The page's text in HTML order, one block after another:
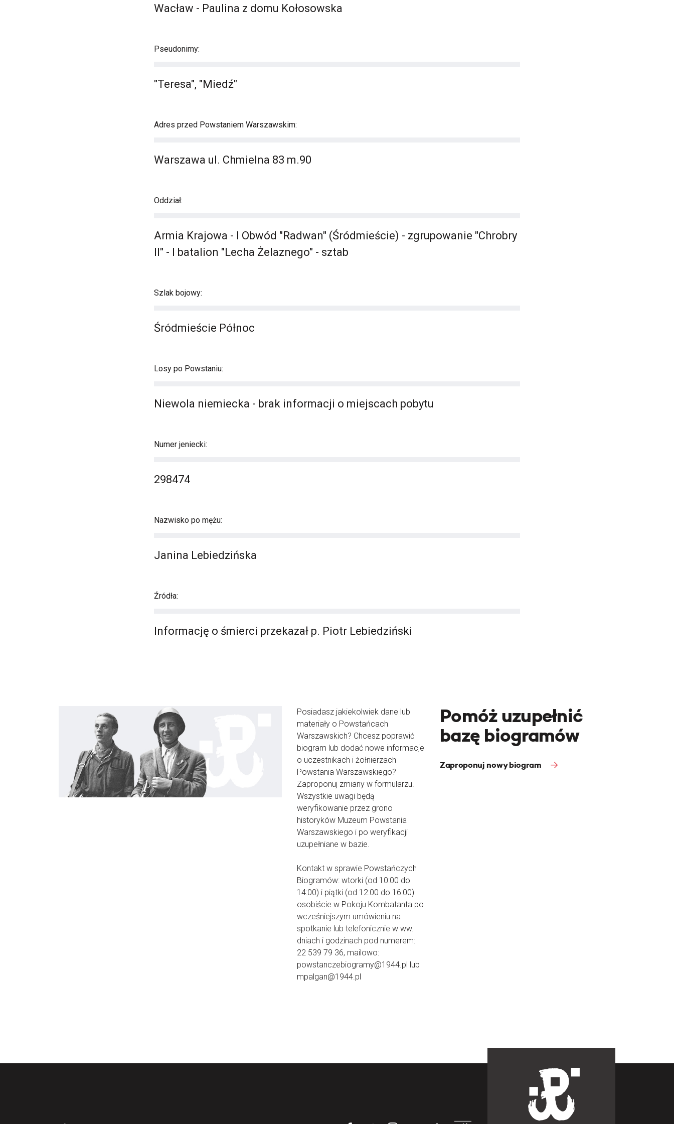
Wacław - Paulina z domu Kołosowska
Pseudonimy:
"Teresa", "Miedź"
Adres przed Powstaniem Warszawskim:
Warszawa ul. Chmielna 83 m.90
Oddział:
Armia Krajowa - I Obwód "Radwan" (Śródmieście) - zgrupowanie "Chrobry
II" - I batalion "Lecha Żelaznego" - sztab
Szlak bojowy:
Śródmieście Północ
Losy po Powstaniu:
Niewola niemiecka - brak informacji o miejscach pobytu
Numer jeniecki:
298474
Nazwisko po mężu:
Janina Lebiedzińska
Źródła:
Informację o śmierci przekazał p. Piotr Lebiedziński
Posiadasz jakiekolwiek dane lub
materiały o Powstańcach
Warszawskich? Chcesz poprawić
biogram lub dodać nowe informacje
o uczestnikach i żołnierzach
Powstania Warszawskiego?
Zaproponuj zmiany w formularzu.
Wszystkie uwagi będą
weryfikowanie przez grono
historyków Muzeum Powstania
Warszawskiego i po weryfikacji
uzupełniane w bazie.
Kontakt w sprawie Powstańczych
Biogramów: wtorki (od 10:00 do
14:00) i piątki (od 12:00 do 16:00)
osobiście w Pokoju Kombatanta po
wcześniejszym umówieniu na
spotkanie lub telefonicznie w ww.
dniach i godzinach pod numerem:
22 539 79 36, mailowo:
powstanczebiogramy@1944.pl lub
mpalgan@1944.pl
Pomóż uzupełnić
bazę biogramów
Zaproponuj nowy biogram